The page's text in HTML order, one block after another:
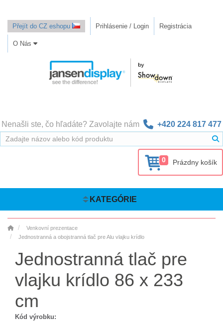
Přejít do CZ eshopu Prihlásenie / Login Registrácia
O Nás
Nenašli ste, čo hľadáte? Zavolajte nám +420 224 817 477
0 Prázdny košík
KATEGÓRIE
Venkovní prezentace
Jednostranná a obojstranná tlač pre Alu vlajku krídlo
Jednostranná tlač pre
vlajku krídlo 86 x 233
cm
Kód výrobku: